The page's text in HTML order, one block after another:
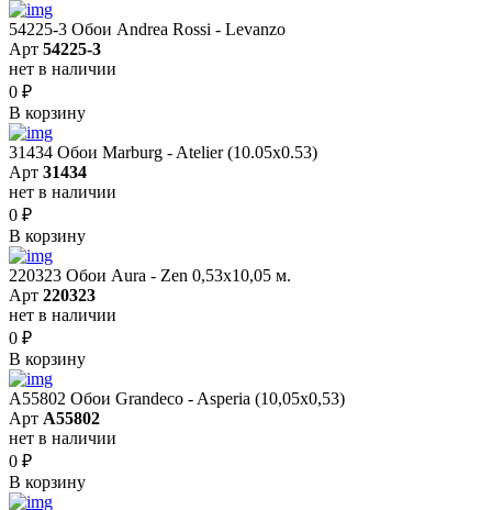
54225-3 Обои Andrea Rossi - Levanzo
Арт 54225-3
нет в наличии
0 ₽
В корзину
31434 Обои Marburg - Atelier (10.05х0.53)
Арт 31434
нет в наличии
0 ₽
В корзину
220323 Обои Aura - Zen 0,53х10,05 м.
Арт 220323
нет в наличии
0 ₽
В корзину
A55802 Обои Grandeco - Asperia (10,05х0,53)
Арт A55802
нет в наличии
0 ₽
В корзину